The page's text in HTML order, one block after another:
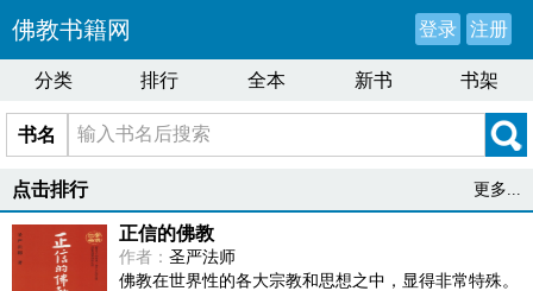
佛教书籍网 登录 注册
分类 排行 全本 新书 书架
书名
点击排行 更多...
正信的佛教
作者： 圣严法师
佛教在世界性的各大宗教和思想之中，显得非常特殊。